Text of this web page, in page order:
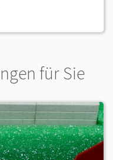
für Sie